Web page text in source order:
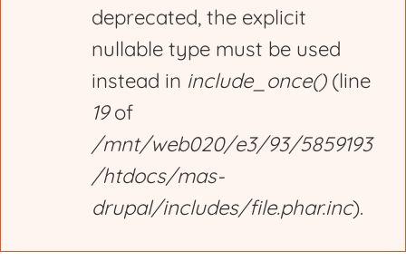
deprecated, the explicit
nullable type must be used
instead in include_once()(line
19of
/mnt/web020/e3/93/5859193
/htdocs/mas-
drupal/includes/file.phar.inc).